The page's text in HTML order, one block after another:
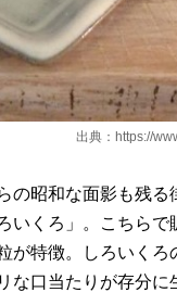
出典： https://
の昭和な面影も残る
いくろ」。こちらで
が特徴。しろいくろ
な口当たりが存分に